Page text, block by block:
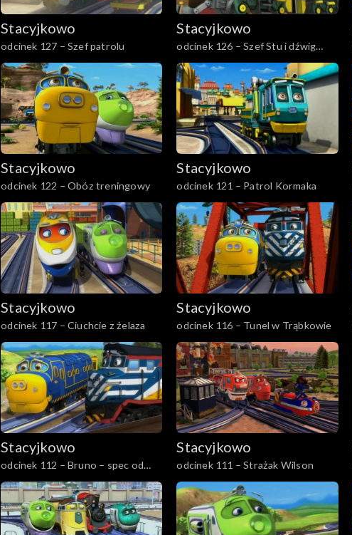
Stacyjkowo
odcinek 127 – Szef patrolu
Stacyjkowo
odcinek 126 – Szef Stu i dźwig
parowy
Stacyjkowo
odcinek 122 – Obóz treningowy
Stacyjkowo
odcinek 121 – Patrol Kormaka
Stacyjkowo
odcinek 117 – Ciuchcie z żelaza
Stacyjkowo
odcinek 116 – Tunel w Trąbkowie
Stacyjkowo
odcinek 112 – Bruno – spec od
torów
Stacyjkowo
odcinek 111 – Strażak Wilson